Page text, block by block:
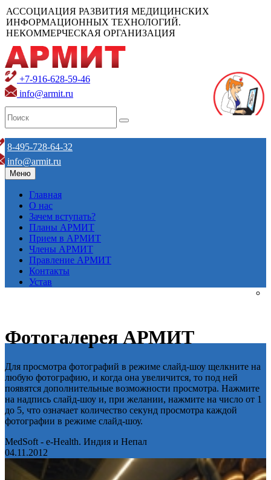
АССОЦИАЦИЯ РАЗВИТИЯ МЕДИЦИНСКИХ
ИНФОРМАЦИОННЫХ ТЕХНОЛОГИЙ.
НЕКОММЕРЧЕСКАЯ ОРГАНИЗАЦИЯ
+7-916-628-59-46
info@armit.ru
8-495-728-64-32
info@armit.ru
Меню
Главная
О нас
Зачем вступать?
Планы АРМИТ
Прием в АРМИТ
Члены АРМИТ
Правление АРМИТ
Контакты
Устав
Фотогалерея АРМИТ
Для просмотра фотографий в режиме слайд-шоу щелкните на
любую фотографию, и когда она увеличится, то под ней
появятся дополнительные возможности просмотра. Нажмите
на надпись слайд-шоу и, при желании, нажмите на число от 1
до 5, что означает количество секунд просмотра каждой
фотографии в режиме слайд-шоу.
MedSoft - e-Health. Индия и Непал
04.11.2012